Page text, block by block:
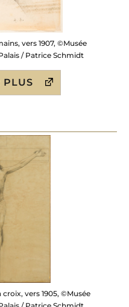
vers 1907, ©Musée
/ Patrice Schmidt
PLUS
vers 1905, ©Musée